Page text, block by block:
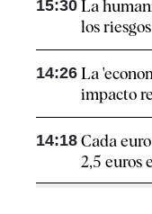
15:30 La
los
14:26 La
impacto
14:18 Cada
2,5 euros